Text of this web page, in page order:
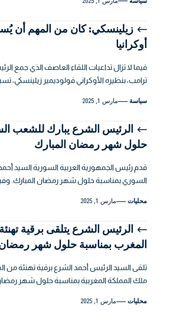
زيلينسكي: كان من المهم أن
أوكرانيا
فيما لا تزال تداعيات اللقاء العاصف الذي جمع
ترامب، بنظيره الأوكراني فولوديمير زيلينسكي،
سياسة مارس 1, 2025
الرئيس الشرع يبارك للشعب
حلول شهر رمضان المبارك
قدم رئيس الجمهورية العربية السورية السيد
السوري بمناسبة حلول شهر رمضان المبارك.
محليات مارس 1, 2025
الرئيس الشرع يتلقى برقية
المغرب بمناسبة حلول شهر رمضان
تلقى السيد الرئيس أحمد الشرع برقية تهنئة
ملك المملكة المغربية بمناسبة حلول شهر
محليات مارس 1, 2025